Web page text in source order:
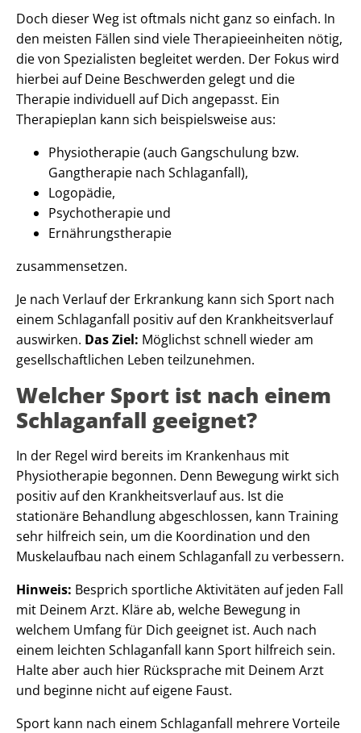
Doch dieser Weg ist oftmals nicht ganz so einfach. In
den meisten Fällen sind viele Therapieeinheiten nötig,
die von Spezialisten begleitet werden. Der Fokus wird
hierbei auf Deine Beschwerden gelegt und die
Therapie individuell auf Dich angepasst. Ein
Therapieplan kann sich beispielsweise aus:
Physiotherapie (auch Gangschulung bzw.
Gangtherapie nach Schlaganfall),
Logopädie,
Psychotherapie und
Ernährungstherapie
zusammensetzen.
Je nach Verlauf der Erkrankung kann sich Sport nach
einem Schlaganfall positiv auf den Krankheitsverlauf
auswirken. Das Ziel: Möglichst schnell wieder am
gesellschaftlichen Leben teilzunehmen.
Welcher Sport ist nach einem
Schlaganfall geeignet?
In der Regel wird bereits im Krankenhaus mit
Physiotherapie begonnen. Denn Bewegung wirkt sich
positiv auf den Krankheitsverlauf aus. Ist die
stationäre Behandlung abgeschlossen, kann Training
sehr hilfreich sein, um die Koordination und den
Muskelaufbau nach einem Schlaganfall zu verbessern.
Hinweis: Besprich sportliche Aktivitäten auf jeden Fall
mit Deinem Arzt. Kläre ab, welche Bewegung in
welchem Umfang für Dich geeignet ist. Auch nach
einem leichten Schlaganfall kann Sport hilfreich sein.
Halte aber auch hier Rücksprache mit Deinem Arzt
und beginne nicht auf eigene Faust.
Sport kann nach einem Schlaganfall mehrere Vorteile